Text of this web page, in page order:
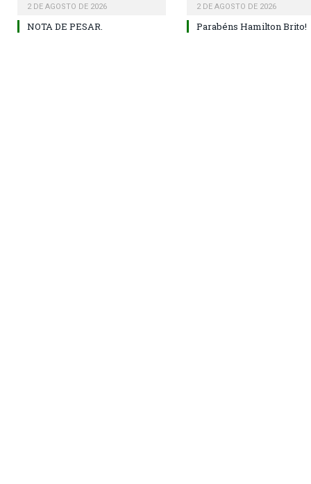
2 DE AGOSTO DE 2026
NOTA DE PESAR.
2 DE AGOSTO DE 2026
Parabéns Hamilton Brito!